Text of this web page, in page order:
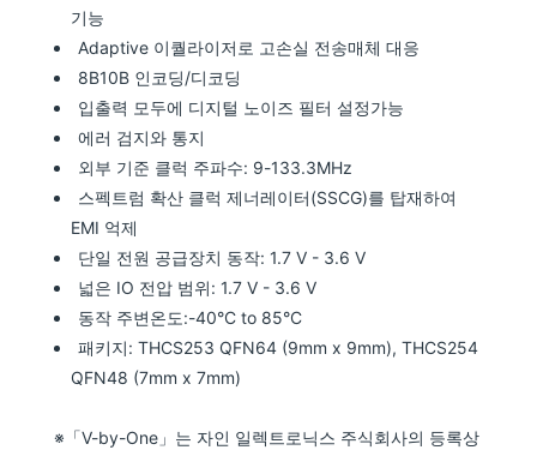
기능
Adaptive 이퀄라이저로 고손실 전송매체 대응
8B10B 인코딩/디코딩
입출력 모두에 디지털 노이즈 필터 설정가능
에러 검지와 통지
외부 기준 클럭 주파수: 9-133.3MHz
스펙트럼 확산 클럭 제너레이터(SSCG)를 탑재하여
EMI 억제
단일 전원 공급장치 동작: 1.7 V - 3.6 V
넓은 IO 전압 범위: 1.7 V - 3.6 V
동작 주변온도:-40°C to 85°C
패키지: THCS253 QFN64 (9mm x 9mm), THCS254
QFN48 (7mm x 7mm)
※「V-by-One」는 자인 일렉트로닉스 주식회사의 등록상